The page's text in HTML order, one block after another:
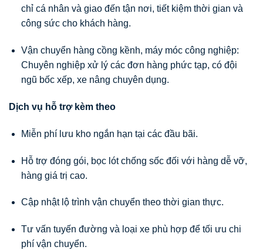
chỉ cá nhân và giao đến tận nơi, tiết kiệm thời gian và
công sức cho khách hàng.
Vận chuyển hàng cồng kềnh, máy móc công nghiệp:
Chuyên nghiệp xử lý các đơn hàng phức tạp, có đội
ngũ bốc xếp, xe nâng chuyên dụng.
Dịch vụ hỗ trợ kèm theo
Miễn phí lưu kho ngắn hạn tại các đầu bãi.
Hỗ trợ đóng gói, bọc lót chống sốc đối với hàng dễ vỡ,
hàng giá trị cao.
Cập nhật lộ trình vận chuyển theo thời gian thực.
Tư vấn tuyến đường và loại xe phù hợp để tối ưu chi
phí vận chuyển.